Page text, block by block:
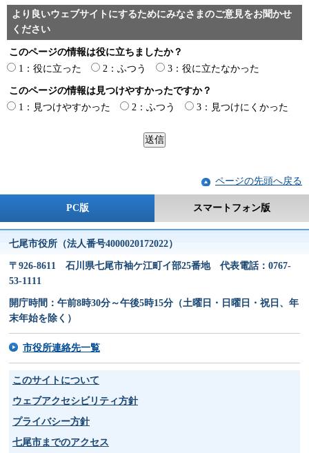
より良いウェブサイトにするためにみなさまのご意見をお聞かせ
ください
このページの情報は役に立ちましたか？
1：役に立った
2：ふつう 3：役に立たなかった
このページの情報は見つけやすかったですか？
1：見つけやすかった
2：ふつう 3：見つけにくかった
ページの先頭へ戻る
PC版 スマートフォン版
七尾市役所（法人番号4000020172022）
〒926-8611 石川県七尾市袖ケ江町イ部25番地 代表電話：0767-
53-1111
開庁時間：午前8時30分～午後5時15分（土曜日・日曜日・祝日、年
末年始を除く）
市役所連絡先一覧
このサイトについて
ウェブアクセシビリティ方針
プライバシー方針
七尾市までのアクセス